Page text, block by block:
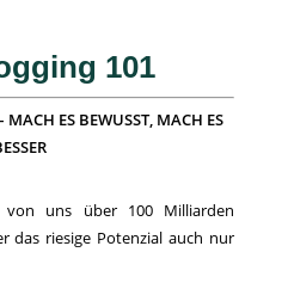
101
ES BEWUSST, MACH ES
uns über 100 Milliarden
das riesige Potenzial auch nur